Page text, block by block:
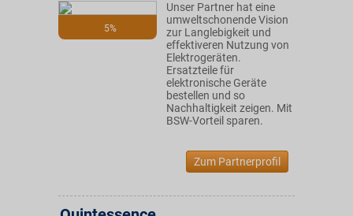
5%
Unser Partner hat eine
umweltschonende Vision
zur Langlebigkeit und
effektiveren Nutzung von
Elektrogeräten.
Ersatzteile für
elektronische Geräte
bestellen und so
Nachhaltigkeit zeigen. Mit
BSW-Vorteil sparen.
Zum Partnerprofil